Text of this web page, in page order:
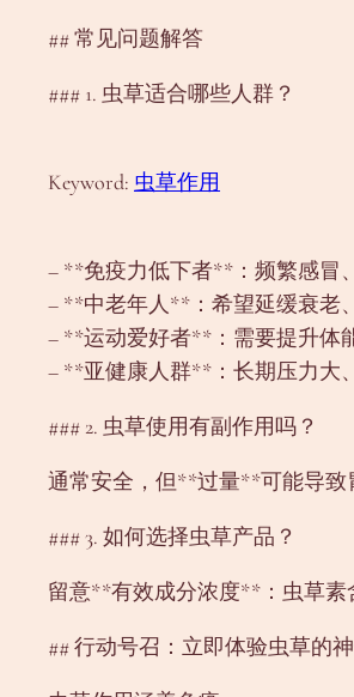
## 常见问题解答
### 1. 虫草适合哪些人群？
Keyword: 虫草作用
– **免疫力低下者**：频繁感冒
– **中老年人**：希望延缓衰老
– **运动爱好者**：需要提升体
– **亚健康人群**：长期压力大
### 2. 虫草使用有副作用吗？
通常安全，但**过量**可能导致
### 3. 如何选择虫草产品？
留意**有效成分浓度**：虫草素
## 行动号召：立即体验虫草的